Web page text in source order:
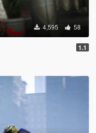
4,595 58
1.1